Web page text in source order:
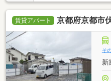
賃貸アパート 京都府京都市
そ
新